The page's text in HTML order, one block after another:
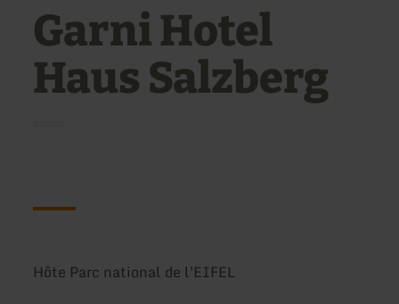
Garni Hotel
Haus Salzberg
Hôte Parc national de l'EIFEL